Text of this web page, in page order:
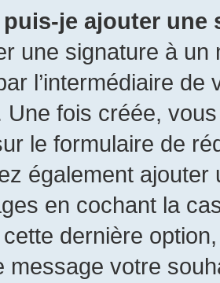
je ajouter une
une signature à un
l’intermédiaire
Une fois créée,
le formulaire de
également
en cochant la
dernière
message votre